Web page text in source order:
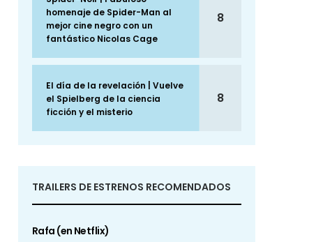
homenaje de Spider-Man al
mejor cine negro con un
fantástico Nicolas Cage
8
El día de la revelación | Vuelve
el Spielberg de la ciencia
ficción y el misterio
8
TRAILERS DE ESTRENOS RECOMENDADOS
Rafa (en Netflix)